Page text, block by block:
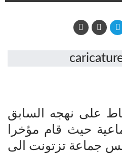
على نهجه السابق
حيث قام مؤخرا
جماعة تزتونت الى